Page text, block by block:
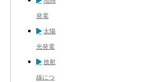
発電
太陽
光発電
放射
線につ